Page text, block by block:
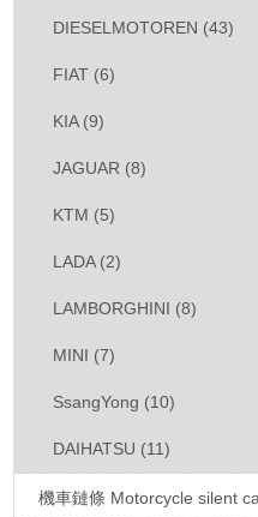
DIESELMOTOREN (43)
FIAT (6)
KIA (9)
JAGUAR (8)
KTM (5)
LADA (2)
LAMBORGHINI (8)
MINI (7)
SsangYong (10)
DAIHATSU (11)
機車鏈條 Motorcycle silent